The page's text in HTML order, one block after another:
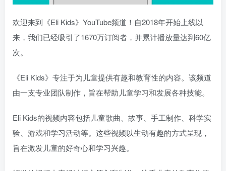
欢迎来到《Eli Kids》YouTube频道！自2018年开始上线以
来，我们已经吸引了1670万订阅者，并累计播放量达到60亿
次。
《Eli Kids》专注于为儿童提供有趣和教育性的内容。该频道
由一支专业团队制作，旨在帮助儿童学习和发展各种技能。
Eli Kids的视频内容包括儿童歌曲、故事、手工制作、科学实
验、游戏和学习活动等。这些视频以生动有趣的方式呈现，
旨在激发儿童的好奇心和学习兴趣。